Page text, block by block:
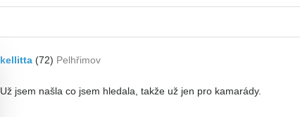
kellitta (72) Pelhřimov
Už jsem našla co jsem hledala, takže už jen pro kamarády.